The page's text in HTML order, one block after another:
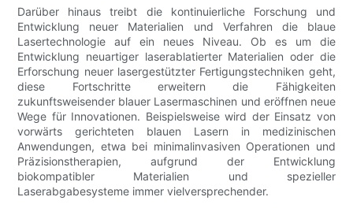
Darüber hinaus treibt die kontinuierliche Forschung und
Entwicklung neuer Materialien und Verfahren die blaue
Lasertechnologie auf ein neues Niveau. Ob es um die
Entwicklung neuartiger laserablatierter Materialien oder die
Erforschung neuer lasergestützter Fertigungstechniken geht,
diese Fortschritte erweitern die Fähigkeiten
zukunftsweisender blauer Lasermaschinen und eröffnen neue
Wege für Innovationen. Beispielsweise wird der Einsatz von
vorwärts gerichteten blauen Lasern in medizinischen
Anwendungen, etwa bei minimalinvasiven Operationen und
Präzisionstherapien, aufgrund der Entwicklung
biokompatibler Materialien und spezieller
Laserabgabesysteme immer vielversprechender.